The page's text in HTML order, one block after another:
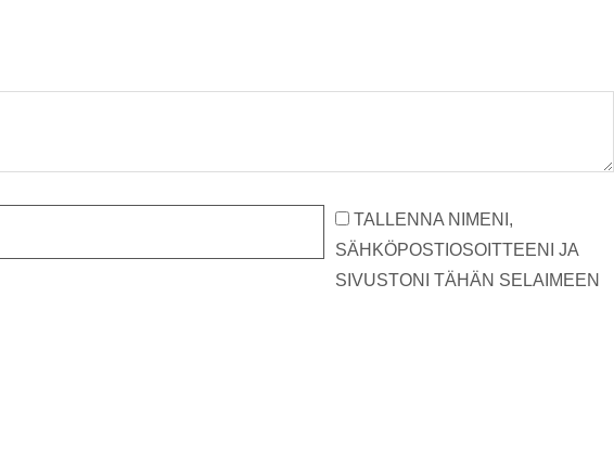
TALLENNA NIMENI,
SÄHKÖPOSTIOSOITTEENI JA
SIVUSTONI TÄHÄN SELAIMEEN